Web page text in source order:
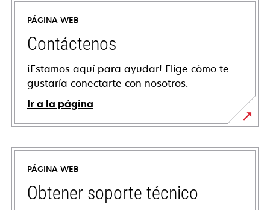
PÁGINA WEB
Contáctenos
¡Estamos aquí para ayudar! Elige cómo te
gustaría conectarte con nosotros.
Ir a la página
PÁGINA WEB
Obtener soporte técnico